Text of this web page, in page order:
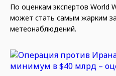
По оценкам экспертов World
может стать самым жарким
метеонаблюдений.